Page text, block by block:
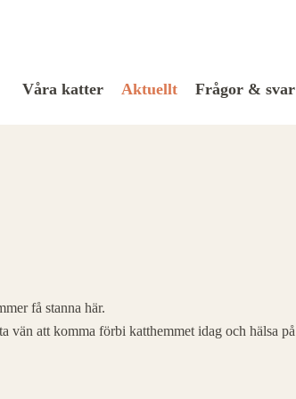
Våra katter Aktuellt Frågor & svar
få stanna här.
vän att komma förbi katthemmet idag och hälsa på